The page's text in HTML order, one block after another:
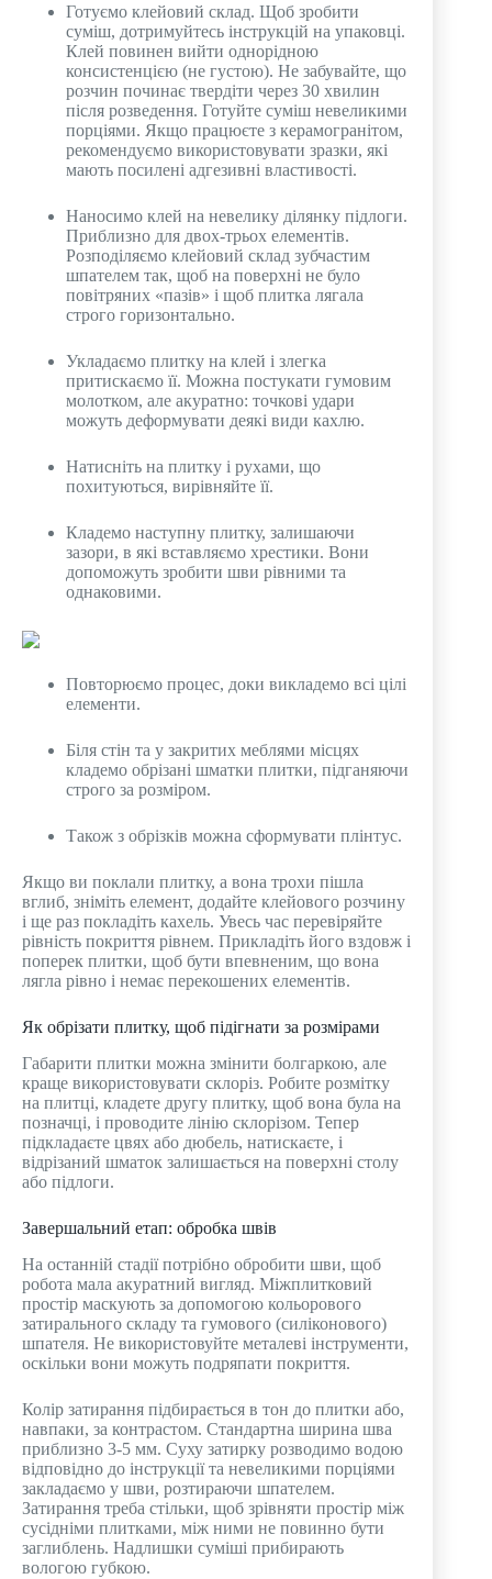
Готуємо клейовий склад. Щоб зробити
суміш, дотримуйтесь інструкцій на упаковці.
Клей повинен вийти однорідною
консистенцією (не густою). Не забувайте, що
розчин починає твердіти через 30 хвилин
після розведення. Готуйте суміш невеликими
порціями. Якщо працюєте з керамогранітом,
рекомендуємо використовувати зразки, які
мають посилені адгезивні властивості.
Наносимо клей на невелику ділянку підлоги.
Приблизно для двох-трьох елементів.
Розподіляємо клейовий склад зубчастим
шпателем так, щоб на поверхні не було
повітряних «пазів» і щоб плитка лягала
строго горизонтально.
Укладаємо плитку на клей і злегка
притискаємо її. Можна постукати гумовим
молотком, але акуратно: точкові удари
можуть деформувати деякі види кахлю.
Натисніть на плитку і рухами, що
похитуються, вирівняйте її.
Кладемо наступну плитку, залишаючи
зазори, в які вставляємо хрестики. Вони
допоможуть зробити шви рівними та
однаковими.
Повторюємо процес, доки викладемо всі цілі
елементи.
Біля стін та у закритих меблями місцях
кладемо обрізані шматки плитки, підганяючи
строго за розміром.
Також з обрізків можна сформувати плінтус.
Якщо ви поклали плитку, а вона трохи пішла
вглиб, зніміть елемент, додайте клейового розчину
і ще раз покладіть кахель. Увесь час перевіряйте
рівність покриття рівнем. Прикладіть його вздовж і
поперек плитки, щоб бути впевненим, що вона
лягла рівно і немає перекошених елементів.
Як обрізати плитку, щоб підігнати за розмірами
Габарити плитки можна змінити болгаркою, але
краще використовувати склоріз. Робите розмітку
на плитці, кладете другу плитку, щоб вона була на
позначці, і проводите лінію склорізом. Тепер
підкладаєте цвях або дюбель, натискаєте, і
відрізаний шматок залишається на поверхні столу
або підлоги.
Завершальний етап: обробка швів
На останній стадії потрібно обробити шви, щоб
робота мала акуратний вигляд. Міжплитковий
простір маскують за допомогою кольорового
затирального складу та гумового (силіконового)
шпателя. Не використовуйте металеві інструменти,
оскільки вони можуть подряпати покриття.
Колір затирання підбирається в тон до плитки або,
навпаки, за контрастом. Стандартна ширина шва
приблизно 3-5 мм. Суху затирку розводимо водою
відповідно до інструкції та невеликими порціями
закладаємо у шви, розтираючи шпателем.
Затирання треба стільки, щоб зрівняти простір між
сусідніми плитками, між ними не повинно бути
заглиблень. Надлишки суміші прибирають
вологою губкою.